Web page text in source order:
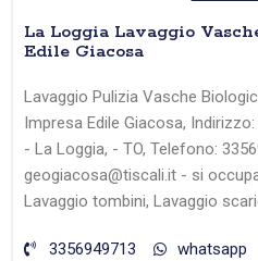
La Loggia Lavaggio
Edile Giacosa
Lavaggio Pulizia Vasche
Impresa Edile Giacosa,
- La Loggia, - TO, Telefono:
geogiacosa@tiscali.it - si
Lavaggio tombini, Lavaggio
3356949713
whatsapp